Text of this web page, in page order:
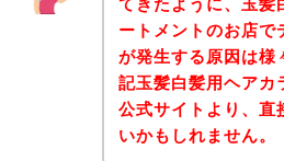
てきたように、玉髪
ートメントのお店で
が発生する原因は様
記玉髪白髪用ヘアカ
公式サイトより、直
いかもしれません。